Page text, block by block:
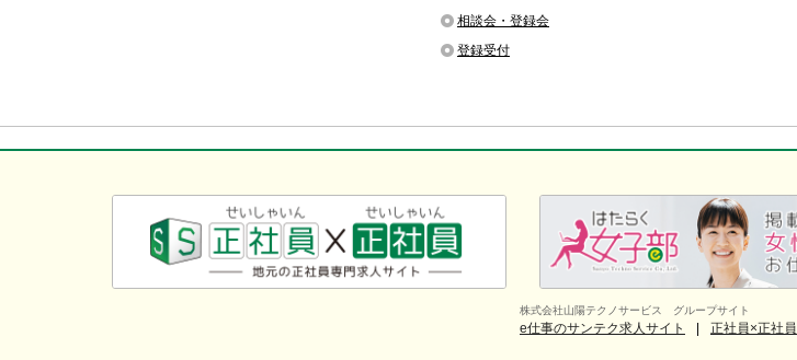
相談会・登録会
登録受付
株式会社山陽テクノサービス グループサイト
e仕事のサンテク求人サイト 正社員×正社員